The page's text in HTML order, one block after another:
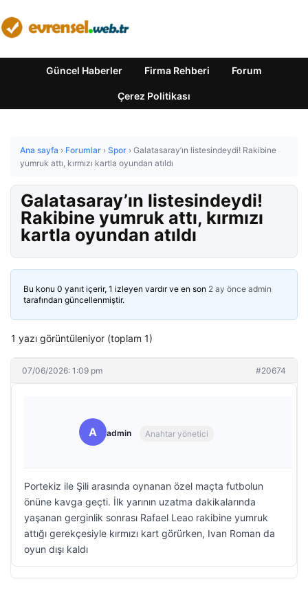
Güncel Haberler Firma Rehberi Forum
Çerez Politikası
Ana sayfa › Forumlar › Spor › Galatasaray’ın listesindeydi! Rakibine
yumruk attı, kırmızı kartla oyundan atıldı
Galatasaray’ın listesindeydi!
Rakibine yumruk attı, kırmızı
kartla oyundan atıldı
Bu konu 0 yanıt içerir, 1 izleyen vardır ve en son 2 ay önce admin
tarafından güncellenmiştir.
1 yazı görüntüleniyor (toplam 1)
07/06/2026: 1:09 pm #20674
A admin Anahtar yönetici
Portekiz ile Şili arasında oynanan özel maçta futbolun
önüne kavga geçti. İlk yarının uzatma dakikalarında
yaşanan gerginlik sonrası Rafael Leao rakibine yumruk
attığı gerekçesiyle kırmızı kart görürken, Ivan Roman da
oyun dışı kaldı